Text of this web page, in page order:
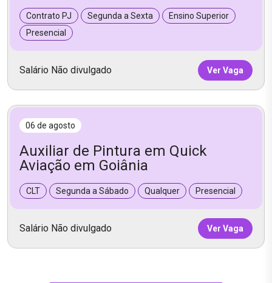
Contrato PJ Segunda a Sexta
Ensino Superior
Presencial
Salário Não divulgado Ver Vaga
06 de agosto
Auxiliar de Pintura em Quick
Aviação em Goiânia
CLT Segunda a Sábado Qualquer Presencial
Salário Não divulgado Ver Vaga